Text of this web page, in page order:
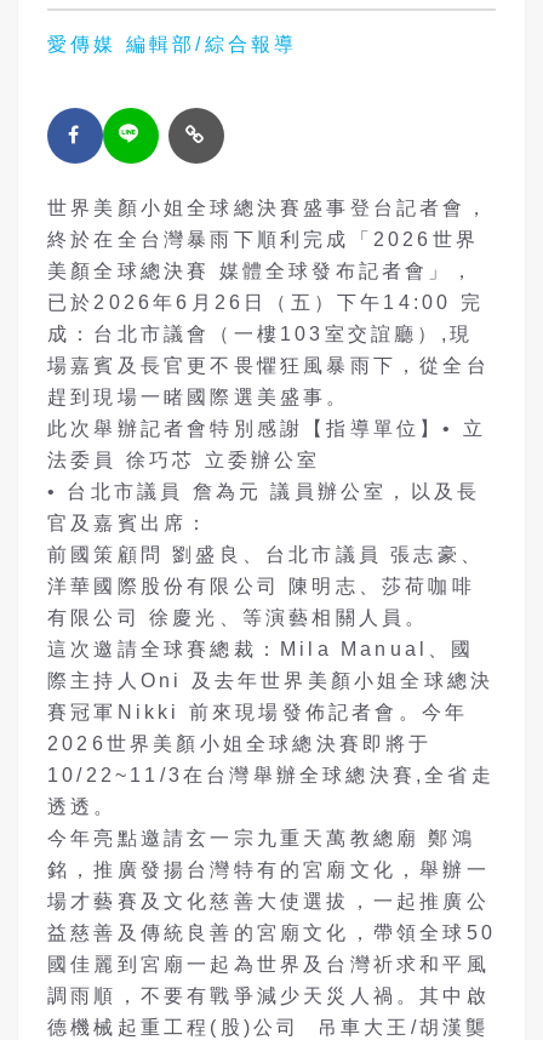
愛傳媒 編輯部/綜合報導
世界美顏小姐全球總決賽盛事登台記者會，
終於在全台灣暴雨下順利完成「2026世界
美顏全球總決賽 媒體全球發布記者會」，
已於2026年6月26日（五）下午14:00 完
成：台北市議會（一樓103室交誼廳）,現
場嘉賓及長官更不畏懼狂風暴雨下，從全台
趕到現場一睹國際選美盛事。
此次舉辦記者會特別感謝【指導單位】• 立
法委員 徐巧芯 立委辦公室
• 台北市議員 詹為元 議員辦公室，以及長
官及嘉賓出席：
前國策顧問 劉盛良、台北市議員 張志豪、
洋華國際股份有限公司 陳明志、莎荷咖啡
有限公司 徐慶光、等演藝相關人員。
這次邀請全球賽總裁：Mila Manual、國
際主持人Oni 及去年世界美顏小姐全球總決
賽冠軍Nikki 前來現場發佈記者會。今年
2026世界美顏小姐全球總決賽即將于
10/22~11/3在台灣舉辦全球總決賽,全省走
透透。
今年亮點邀請玄一宗九重天萬教總廟 鄭鴻
銘，推廣發揚台灣特有的宮廟文化，舉辦一
場才藝賽及文化慈善大使選拔，一起推廣公
益慈善及傳統良善的宮廟文化，帶領全球50
國佳麗到宮廟一起為世界及台灣祈求和平風
調雨順，不要有戰爭減少天災人禍。其中啟
德機械起重工程(股)公司 吊車大王/胡漢龑